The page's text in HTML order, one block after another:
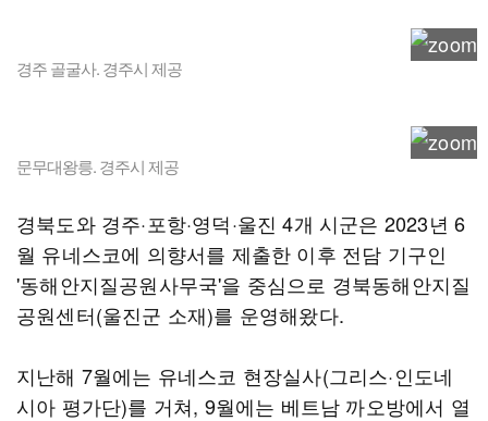
경주 골굴사. 경주시 제공
문무대왕릉. 경주시 제공
경북도와 경주·포항·영덕·울진 4개 시군은 2023년 6
월 유네스코에 의향서를 제출한 이후 전담 기구인
'동해안지질공원사무국'을 중심으로 경북동해안지질
공원센터(울진군 소재)를 운영해왔다.
지난해 7월에는 유네스코 현장실사(그리스·인도네
시아 평가단)를 거쳐, 9월에는 베트남 까오방에서 열